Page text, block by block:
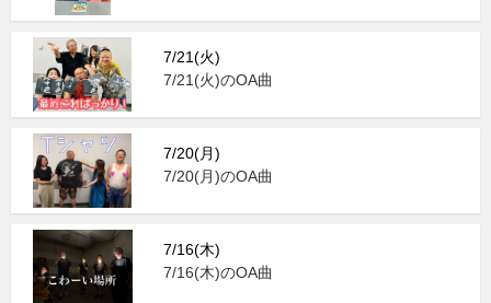
7/21(火)
7/21(火)のOA曲
7/20(月)
7/20(月)のOA曲
7/16(木)
7/16(木)のOA曲